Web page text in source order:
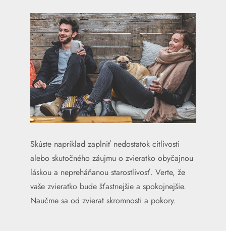
Skúste napríklad zaplniť nedostatok citlivosti
alebo skutočného záujmu o zvieratko obyčajnou
láskou a nepreháňanou starostlivosť. Verte, že
vaše zvieratko bude šťastnejšie a spokojnejšie.
Naučme sa od zvierat skromnosti a pokory.